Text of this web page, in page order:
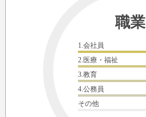
職業
1.会社員
2.医療・福祉
3.教育
4.公務員
その他